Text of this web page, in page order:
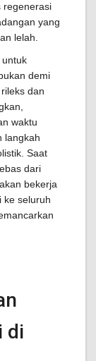
regenerasi
yang
lelah.
untuk
demi
dan
waktu
langkah
Saat
dari
bekerja
ke seluruh
di